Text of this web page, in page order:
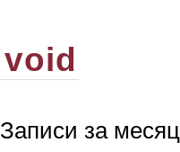
void
Записи за